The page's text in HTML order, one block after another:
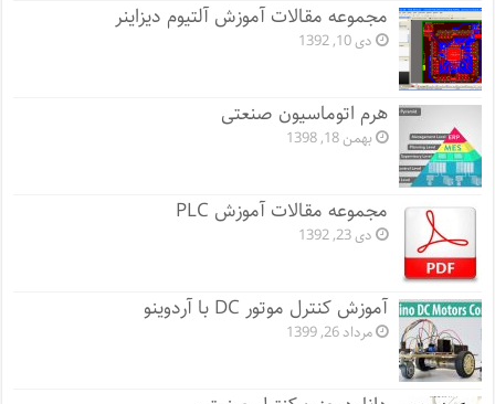
مجموعه مقالات آموزش آلتیوم دیزاینر
دی 10, 1392
هرم اتوماسیون صنعتی
بهمن 18, 1398
مجموعه مقالات آموزش PLC
دی 23, 1392
آموزش کنترل موتور DC با آردوینو
مرداد 26, 1399